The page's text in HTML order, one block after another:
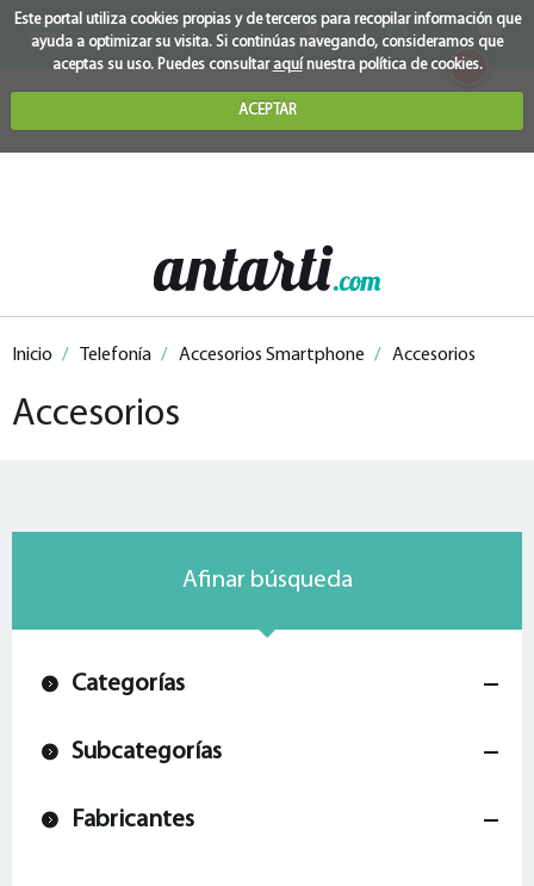
Este portal utiliza cookies propias y de terceros para recopilar información que
ayuda a optimizar su visita. Si continúas navegando, consideramos que
aceptas su uso. Puedes consultar aquínuestra política de cookies.
ACEPTAR
0
Inicio / Telefonía / Accesorios Smartphone / Accesorios
Accesorios
Afinar búsqueda
Categorías
Subcategorías
Fabricantes